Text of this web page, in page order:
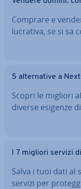
Comprare e
lucrativa, se si sa
5 al­ter­na­ti­ve a
Scopri le migliori
diverse esigenze
I 7 migliori servizi
Salva i tuoi dati al
servizi per